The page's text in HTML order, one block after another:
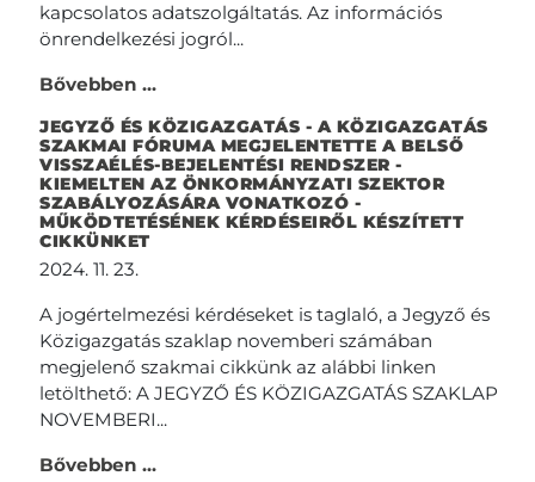
kapcsolatos adatszolgáltatás. Az információs
önrendelkezési jogról...
Bővebben ...
JEGYZŐ ÉS KÖZIGAZGATÁS - A KÖZIGAZGATÁS
SZAKMAI FÓRUMA MEGJELENTETTE A BELSŐ
VISSZAÉLÉS-BEJELENTÉSI RENDSZER -
KIEMELTEN AZ ÖNKORMÁNYZATI SZEKTOR
SZABÁLYOZÁSÁRA VONATKOZÓ -
MŰKÖDTETÉSÉNEK KÉRDÉSEIRŐL KÉSZÍTETT
CIKKÜNKET
2024. 11. 23.
A jogértelmezési kérdéseket is taglaló, a Jegyző és
Közigazgatás szaklap novemberi számában
megjelenő szakmai cikkünk az alábbi linken
letölthető: A JEGYZŐ ÉS KÖZIGAZGATÁS SZAKLAP
NOVEMBERI...
Bővebben ...